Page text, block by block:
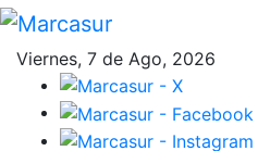
Viernes, 7 de Ago, 2026